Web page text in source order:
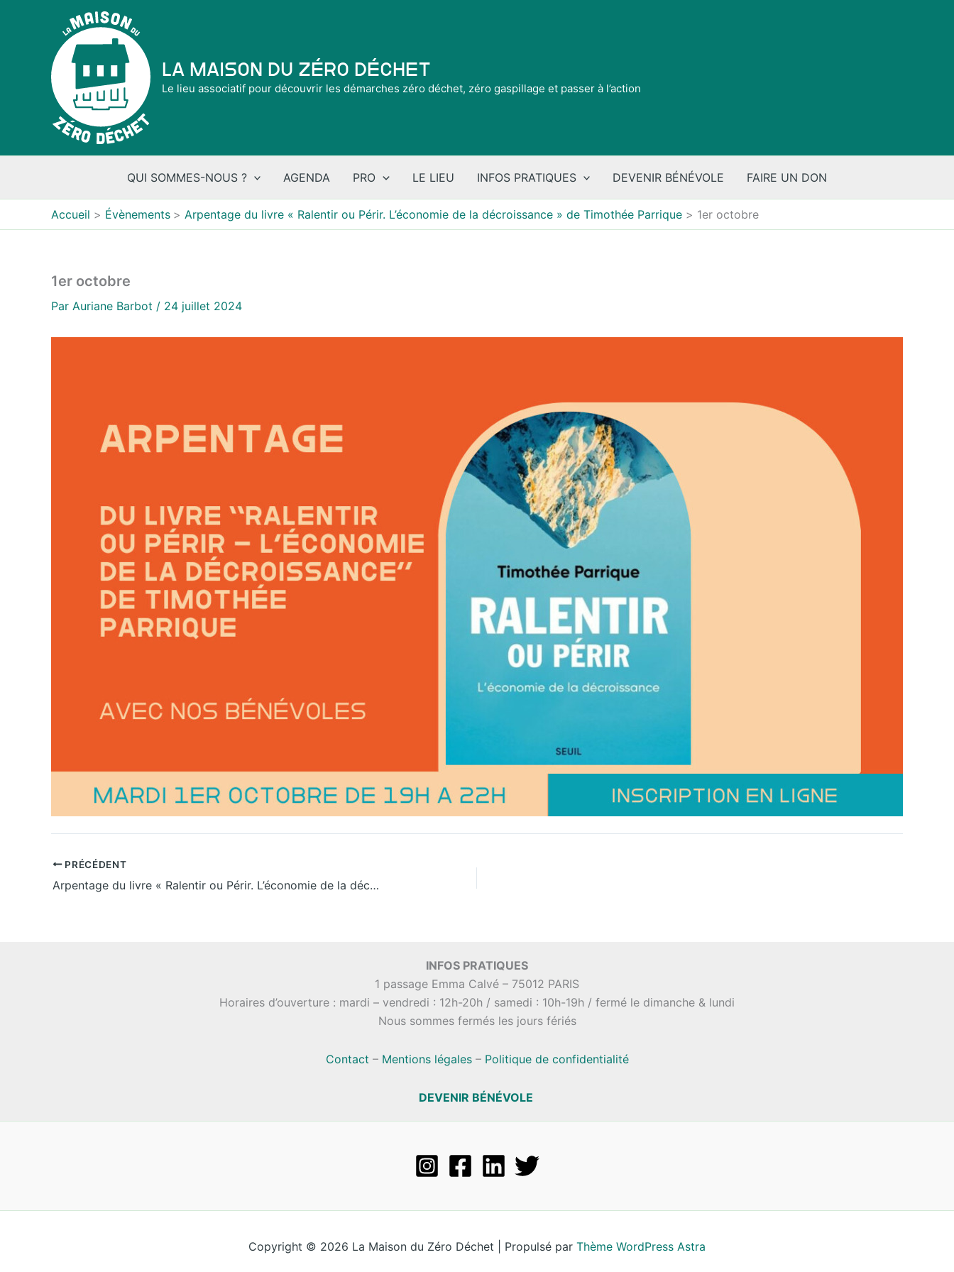
La Maison du Zéro Déchet
Le lieu associatif pour découvrir les démarches zéro déchet, zéro gaspillage et passer à l’action
QUI SOMMES-NOUS ? AGENDA PRO LE LIEU INFOS PRATIQUES DEVENIR BÉNÉVOLE FAIRE UN DON
Accueil Évènements Arpentage du livre « Ralentir ou Périr. L’économie de la décroissance » de Timothée Parrique 1er octobre
1er octobre
Par Auriane Barbot / 24 juillet 2024
PRÉCÉDENT
Arpentage du livre « Ralentir ou Périr. L’économie de la décroissance » de Timothée Parrique
INFOS PRATIQUES
1 passage Emma Calvé – 75012 PARIS
Horaires d’ouverture : mardi – vendredi : 12h-20h / samedi : 10h-19h / fermé le dimanche & lundi
Nous sommes fermés les jours fériés
Contact – Mentions légales– Politique de confidentialité
DEVENIR BÉNÉVOLE
Copyright © 2026 La Maison du Zéro Déchet | Propulsé par Thème WordPress Astra